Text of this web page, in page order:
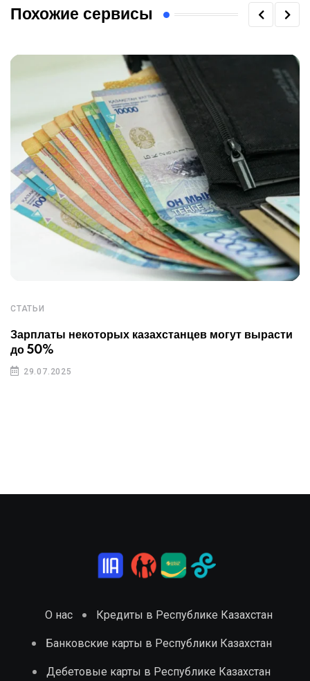
Похожие сервисы
СТАТЬИ
Зарплаты некоторых казахстанцев могут вырасти
до 50%
29.07.2025
О нас Кредиты в Республике Казахстан
Банковские карты в Республики Казахстан
Дебетовые карты в Республике Казахстан